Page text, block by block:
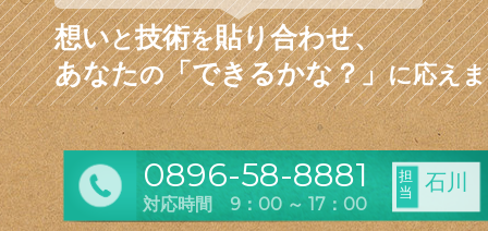
想いと技術を貼り合わせ、
あなたの「できるかな？」に応え
0896-58-8881
対応時間 9：00 ～ 17：00
担
当
石川